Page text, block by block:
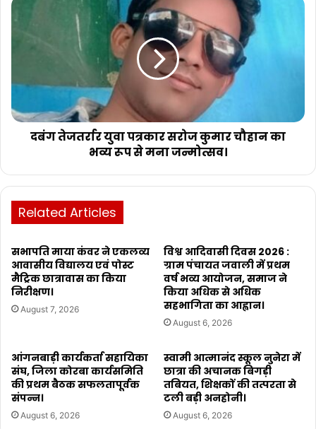
दबंग तेजतर्रार युवा पत्रकार सरोज कुमार चौहान का
भव्य रूप से मना जन्मोत्सव।
Related Articles
सभापति माया कंवर ने एकलव्य
आवासीय विद्यालय एवं पोस्ट
मैट्रिक छात्रावास का किया
निरीक्षण।
August 7, 2026
विश्व आदिवासी दिवस 2026 :
ग्राम पंचायत जवाली में प्रथम
वर्ष भव्य आयोजन, समाज ने
किया अधिक से अधिक
सहभागिता का आह्वान।
August 6, 2026
आंगनबाड़ी कार्यकर्ता सहायिका
संघ, जिला कोरबा कार्यसमिति
की प्रथम बैठक सफलतापूर्वक
संपन्न।
August 6, 2026
स्वामी आत्मानंद स्कूल नुनेरा में
छात्रा की अचानक बिगड़ी
तबियत, शिक्षकों की तत्परता से
टली बड़ी अनहोनी।
August 6, 2026